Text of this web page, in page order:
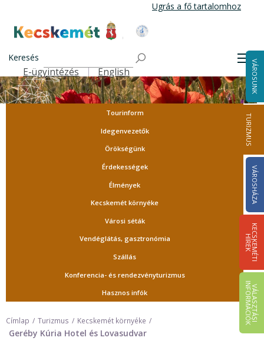
tartalomra
Ugrás a fő tartalomhoz
Kecskemét Város Honlapja
Keresés
Felső navigáció
E-ügyintézés English VÁROSUNK
TURIZMUS
VÁROSHÁZA
K
E
C
S
K
E
M
É
T
I
HÍ
R
E
K
V
Á
L
A
S
Z
T
Á
S
I
IN
F
O
R
M
Á
C
I
Ó
K
Tourinform
Idegenvezetők
Örökségünk
Érdekességek
Élmények
Kecskemét környéke
Városi séták
Vendéglátás, gasztronómia
Szállás
Konferencia- és rendezvényturizmus
Hasznos infók
Címlap Turizmus Kecskemét környéke
Geréby Kúria Hotel és Lovasudvar